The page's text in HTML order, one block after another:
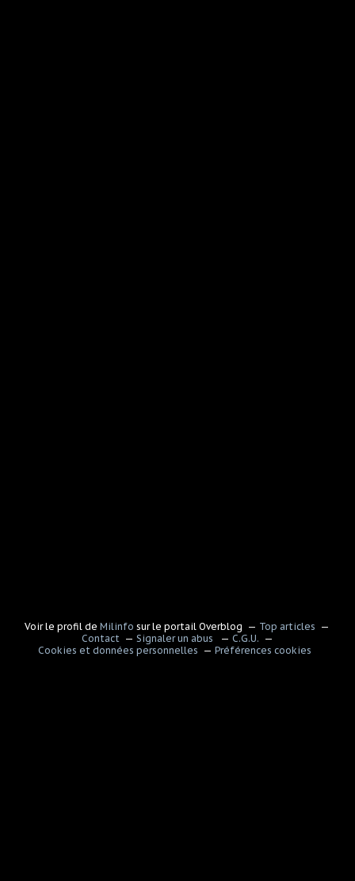
Voir le profil deMilinfo sur le portail Overblog
Top articles
Contact
Signaler un abus
C.G.U.
Cookies et données personnelles
Préférences cookies